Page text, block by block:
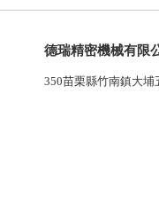
德瑞精密機械有限
350苗栗縣竹南鎮大